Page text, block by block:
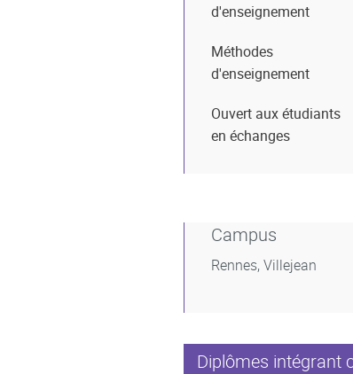
d'enseignement
Méthodes
d'enseignement
Ouvert aux étudiants
en échanges
Campus
Rennes, Villejean
Diplômes intégrant